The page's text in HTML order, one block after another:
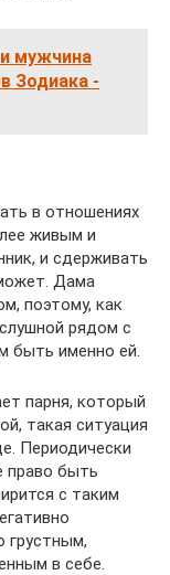
мужчина
Зодиака -
в отношениях
живым и
и сдерживать
Дама
поэтому, как
рядом с
быть именно ей.
парня, который
такая ситуация
Периодически
право быть
с таким
грустным,
в себе.